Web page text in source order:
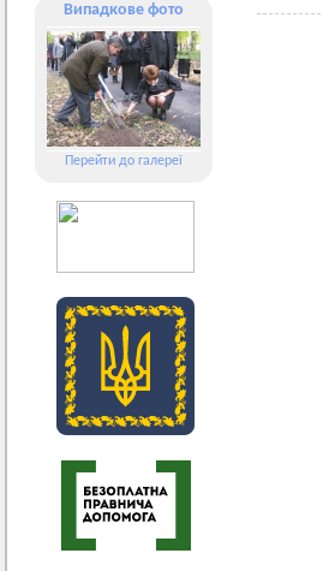
Випадкове фото
Перейти до галереї